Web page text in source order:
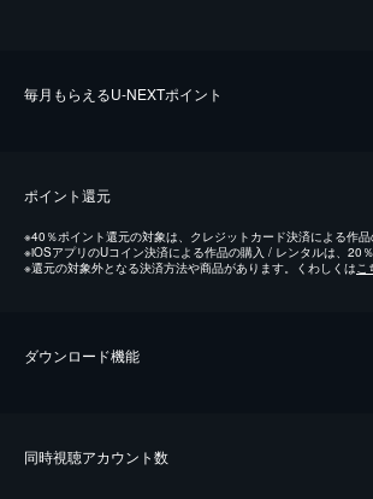
毎⽉もらえるU-NEXTポイント
ポイント還元
※40％ポイント還元の対象は、クレジットカード決済による作品
※iOSアプリのUコイン決済による作品の購入 / レンタルは、20％
※還元の対象外となる決済方法や商品があります。くわしくはこ
ダウンロード機能
同時視聴アカウント数